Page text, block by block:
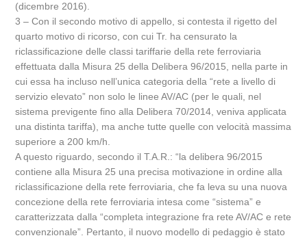
(dicembre 2016).
3 – Con il secondo motivo di appello, si contesta il rigetto del
quarto motivo di ricorso, con cui Tr. ha censurato la
riclassificazione delle classi tariffarie della rete ferroviaria
effettuata dalla Misura 25 della Delibera 96/2015, nella parte in
cui essa ha incluso nell’unica categoria della “rete a livello di
servizio elevato” non solo le linee AV/AC (per le quali, nel
sistema previgente fino alla Delibera 70/2014, veniva applicata
una distinta tariffa), ma anche tutte quelle con velocità massima
superiore a 200 km/h.
A questo riguardo, secondo il T.A.R.: “la delibera 96/2015
contiene alla Misura 25 una precisa motivazione in ordine alla
riclassificazione della rete ferroviaria, che fa leva su una nuova
concezione della rete ferroviaria intesa come “sistema” e
caratterizzata dalla “completa integrazione fra rete AV/AC e rete
convenzionale”. Pertanto, il nuovo modello di pedaggio è stato